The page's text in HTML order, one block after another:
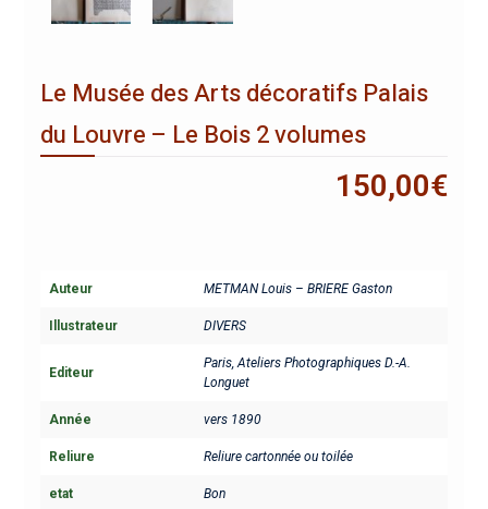
Le Musée des Arts décoratifs Palais
du Louvre – Le Bois 2 volumes
150,00€
Auteur METMAN Louis – BRIERE Gaston
Illustrateur DIVERS
Editeur
Paris, Ateliers Photographiques D.-A.
Longuet
Année vers 1890
Reliure Reliure cartonnée ou toilée
etat Bon